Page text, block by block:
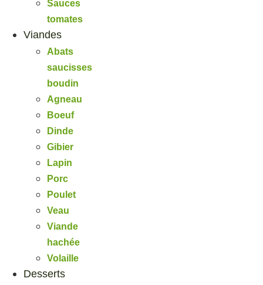
Sauces
tomates
Viandes
Abats
saucisses
boudin
Agneau
Boeuf
Dinde
Gibier
Lapin
Porc
Poulet
Veau
Viande
hachée
Volaille
Desserts